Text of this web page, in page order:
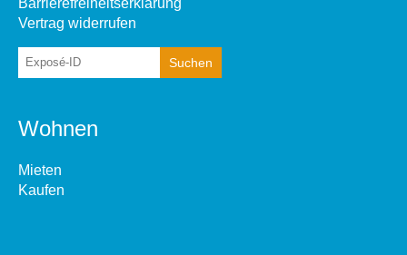
Vertrag widerrufen
Wohnen
Mieten
Kaufen